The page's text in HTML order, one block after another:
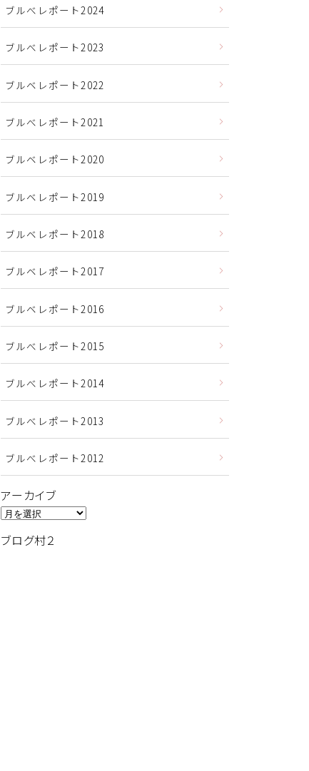
ブルべレポート2024
ブルべレポート2023
ブルベレポート2022
ブルべレポート2021
ブルベレポート2020
ブルベレポート2019
ブルベレポート2018
ブルベレポート2017
ブルベレポート2016
ブルべレポート2015
ブルべレポート2014
ブルべレポート2013
ブルべレポート2012
アーカイブ
ア
カ
ブログ村２